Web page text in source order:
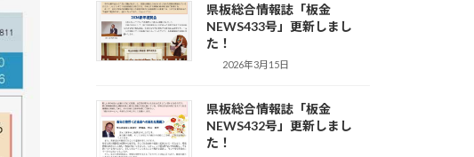
県板総合情報誌「板金
NEWS433号」更新しまし
た！
2026年3月15日
県板総合情報誌「板金
NEWS432号」更新しまし
た！